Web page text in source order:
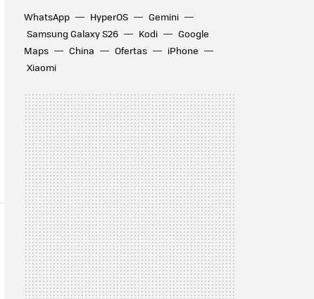
WhatsApp
HyperOS
Gemini
Samsung Galaxy S26
Kodi
Google
Maps
China Ofertas
iPhone
Xiaomi